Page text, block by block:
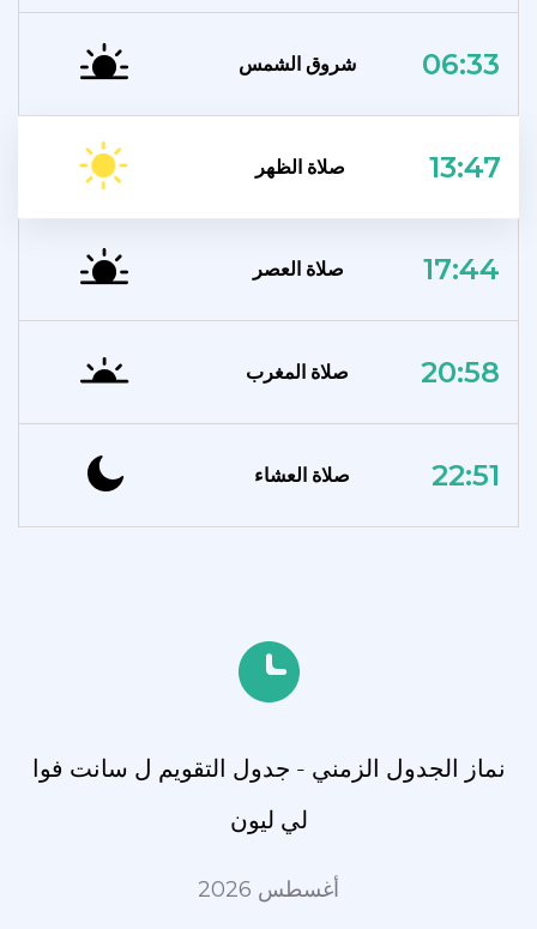
شروق الشمس 06:33
صلاة الظهر 13:47
صلاة العصر 17:44
صلاة المغرب 20:58
صلاة العشاء 22:51
نماز الجدول الزمني - جدول التقويم ل سانت فوا
لي ليون
أغسطس 2026